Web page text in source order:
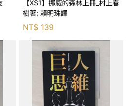
【XS1】挪威的森林上冊_村上春
樹著; 賴明珠譯
NT$ 139